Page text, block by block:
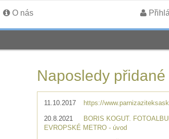
O nás
Naposledy
11.10.2017 https://
20.8.2021
BORIS KOGUT.
EVROPSKÉ METRO - úvod